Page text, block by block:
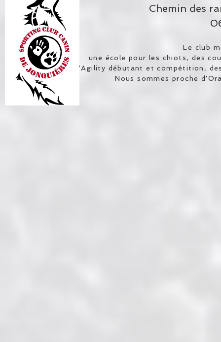
Chemin des
​Le club
une école pour les chiots, des
d'Agility débutant et compétition,
Nous sommes proche